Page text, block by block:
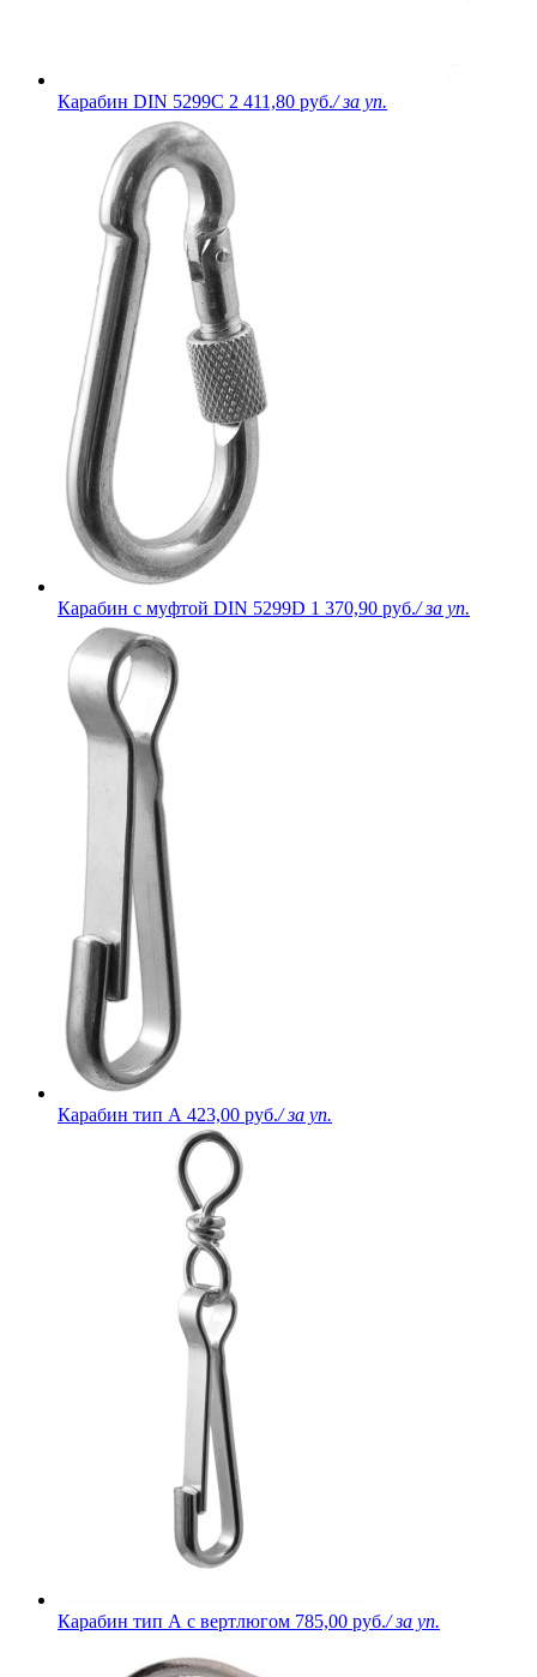
Карабин DIN 5299C 2 411,80 руб./ за уп.
Карабин с муфтой DIN 5299D 1 370,90 руб./ за уп.
Карабин тип А 423,00 руб./ за уп.
Карабин тип А с вертлюгом 785,00 руб./ за уп.